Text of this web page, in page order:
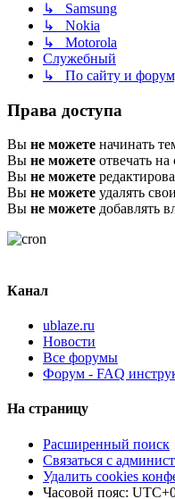
↳ Samsung
↳ Nokia
↳ Motorola
Служебный
↳ По сайту и
Права доступа
Вы не можете начинать
Вы не можете отвечать
Вы не можете
Вы не можете удалять
Вы не можете добавлять
Канал
ublaze.ru
Новости
Все форумы
Форум - FAQ
На страницу
Расширенный поиск
Связаться с
Удалить cookies
Часовой пояс: